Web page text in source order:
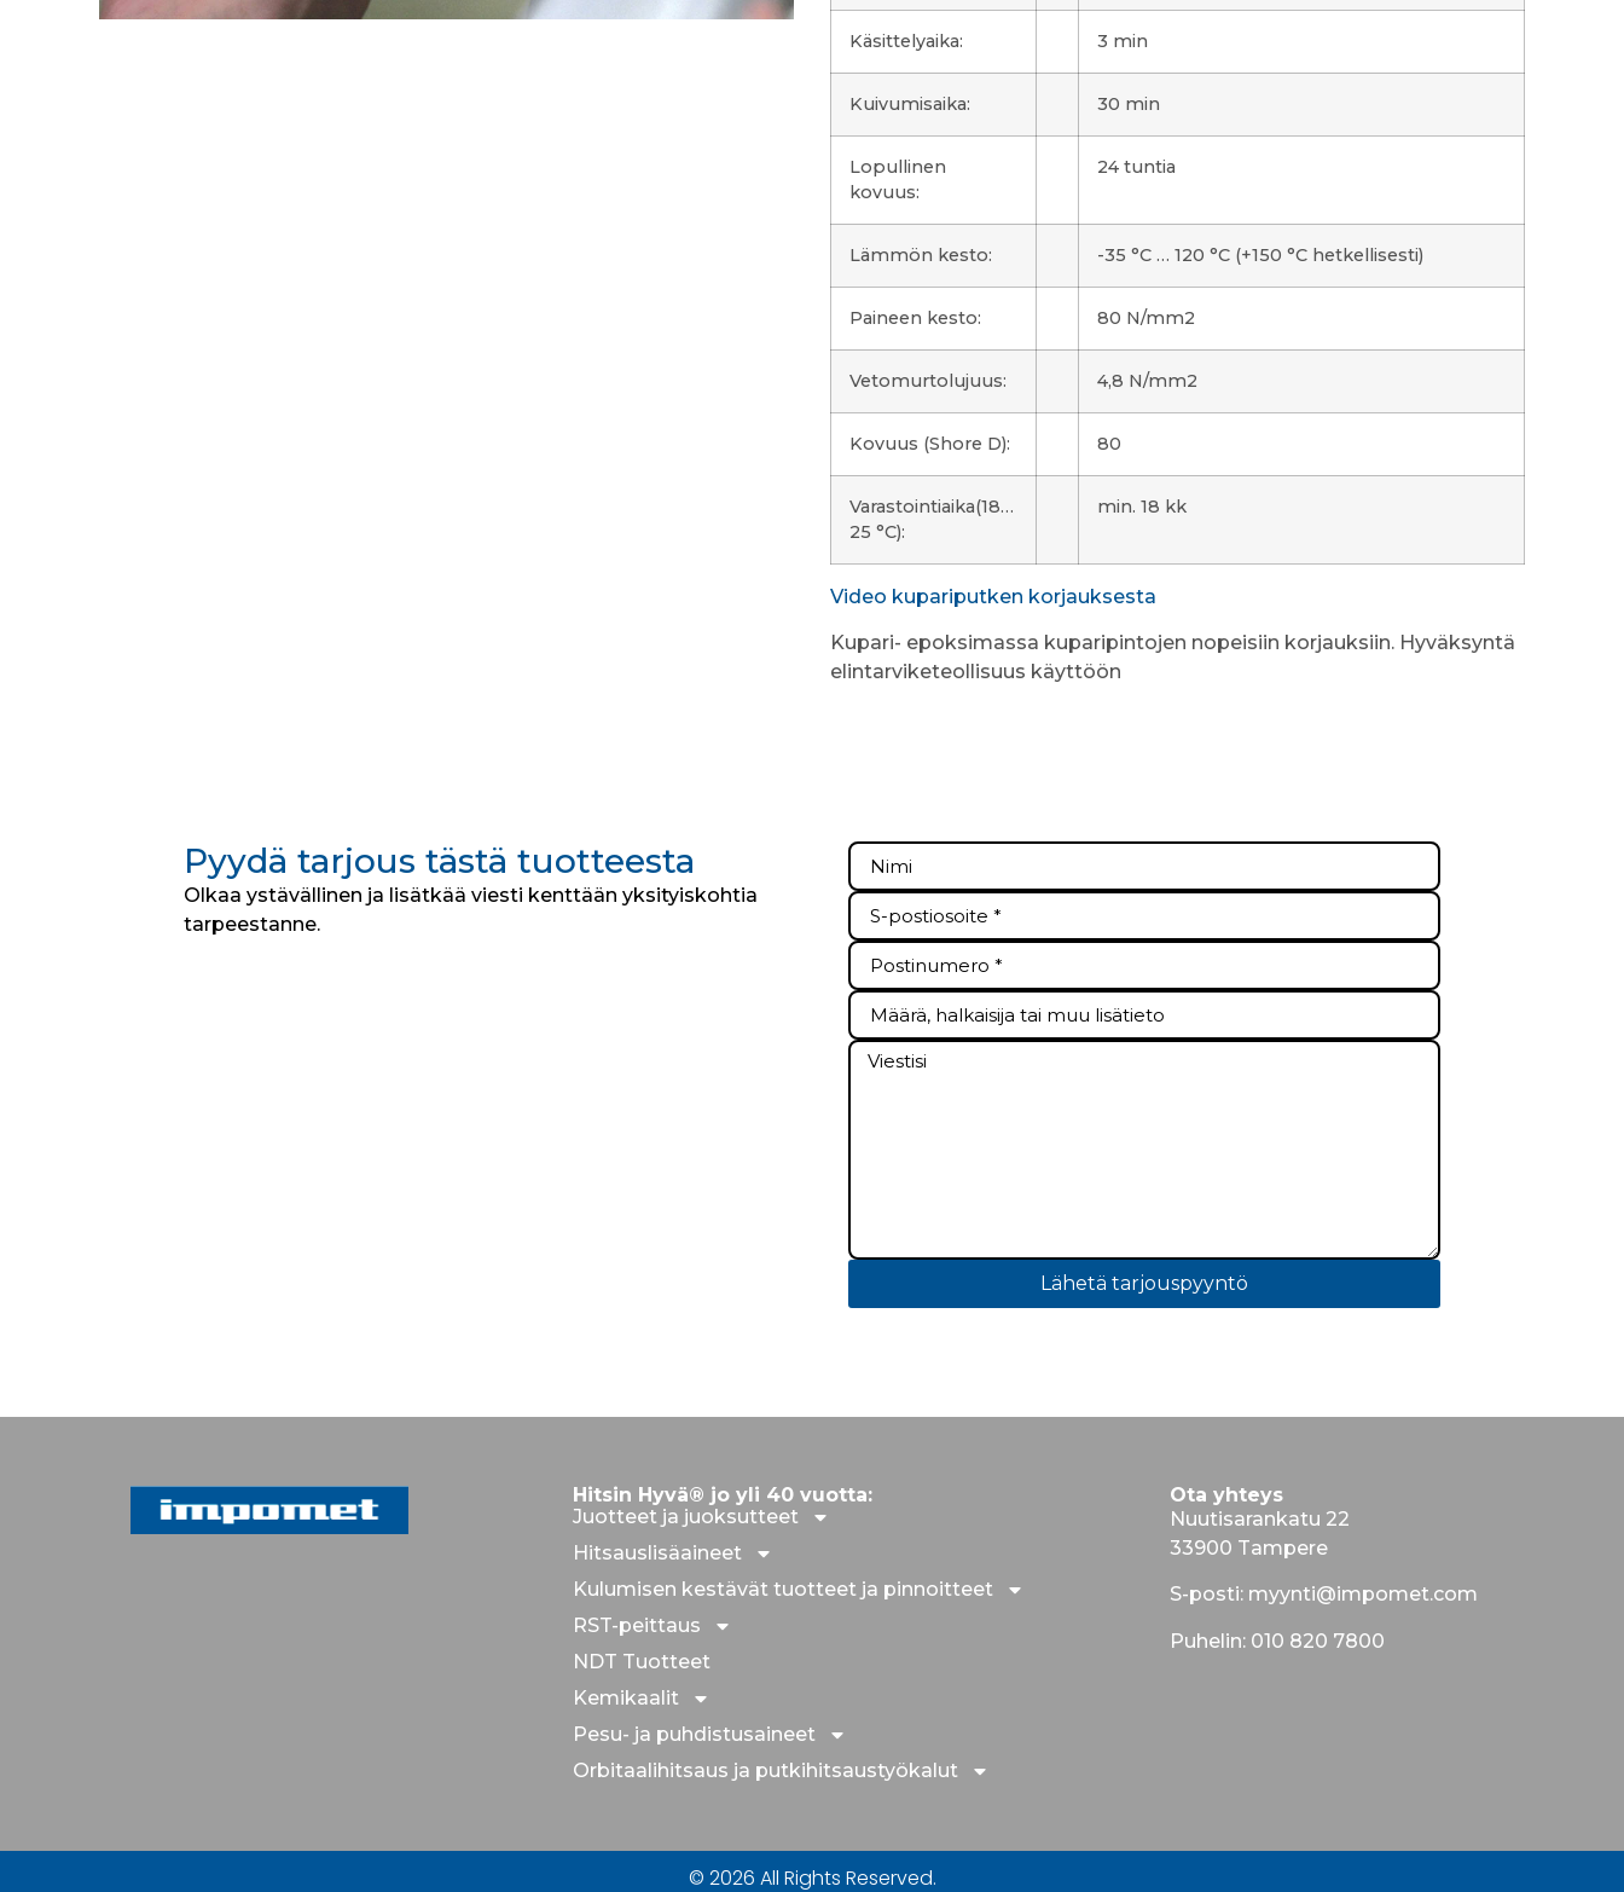
Käsittelyaika: 3 min
Kuivumisaika: 30 min
Lopullinen
kovuus:
24 tuntia
Lämmön kesto: -35 °C … 120 °C (+150 °C hetkellisesti)
Paineen kesto: 80 N/mm2
Vetomurtolujuus: 4,8 N/mm2
Kovuus (Shore D): 80
Varastointiaika(18…
25 °C):
min. 18 kk
Video kupariputken korjauksesta
Kupari- epoksimassa kuparipintojen nopeisiin korjauksiin. Hyväksyntä
elintarviketeollisuus käyttöön
Pyydä tarjous tästä tuotteesta
Olkaa ystävällinen ja lisätkää viesti kenttään yksityiskohtia
tarpeestanne.
Lähetä tarjouspyyntö
Hitsin Hyvä® jo yli 40 vuotta:
Juotteet ja juoksutteet
Hitsauslisäaineet
Kulumisen kestävät tuotteet ja pinnoitteet
RST-peittaus
NDT Tuotteet
Kemikaalit
Pesu- ja puhdistusaineet
Orbitaalihitsaus ja putkihitsaustyökalut
Ota yhteys
Nuutisarankatu 22
33900 Tampere
S-posti: myynti@impomet.com
Puhelin: 010 820 7800
© 2026 All Rights Reserved.